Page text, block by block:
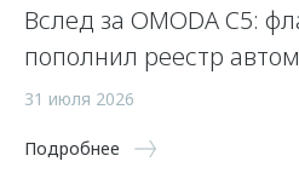
Вслед за OMODA C5:
пополнил реестр
31 июля 2026
Подробнее